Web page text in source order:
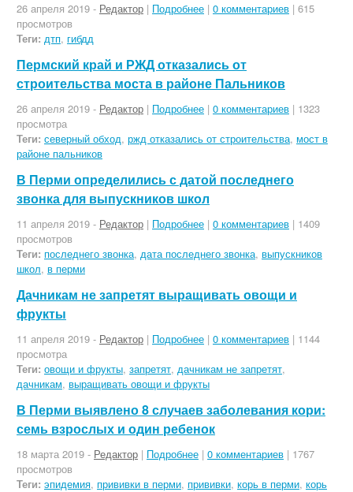
26 апреля 2019 - Редактор | Подробнее | 0 комментариев | 615
просмотров
Теги: дтп, гибдд
Пермский край и РЖД отказались от
строительства моста в районе Пальников
26 апреля 2019 - Редактор | Подробнее | 0 комментариев | 1323
просмотра
Теги: северный обход, ржд отказались от строительства, мост в
районе пальников
В Перми определились с датой последнего
звонка для выпускников школ
11 апреля 2019 - Редактор | Подробнее | 0 комментариев | 1409
просмотров
Теги: последнего звонка, дата последнего звонка, выпускников
школ, в перми
Дачникам не запретят выращивать овощи и
фрукты
11 апреля 2019 - Редактор | Подробнее | 0 комментариев | 1144
просмотра
Теги: овощи и фрукты, запретят, дачникам не запретят,
дачникам, выращивать овощи и фрукты
В Перми выявлено 8 случаев заболевания кори:
семь взрослых и один ребенок
18 марта 2019 - Редактор | Подробнее | 0 комментариев | 1767
просмотров
Теги: эпидемия, прививки в перми, прививки, корь в перми, корь